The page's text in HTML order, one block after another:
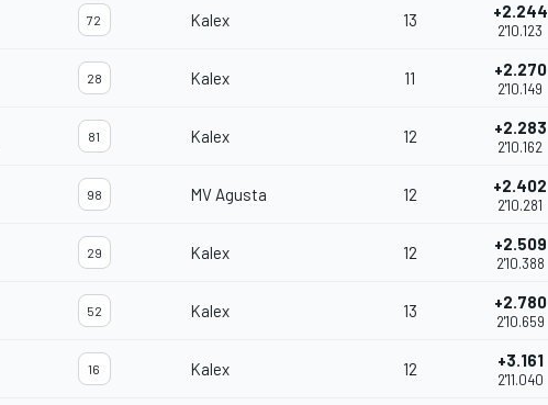
72 Kalex 13 +2.244
2'10.123
28 Kalex 11 +2.270
2'10.149
81 Kalex 12 +2.283
2'10.162
98 MV Agusta 12 +2.402
2'10.281
29 Kalex 12 +2.509
2'10.388
52 Kalex 13 +2.780
2'10.659
16 Kalex 12 +3.161
2'11.040